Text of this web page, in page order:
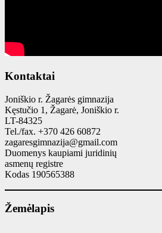
Kontaktai
Joniškio r. Žagarės gimnazija
Kęstučio 1, Žagarė, Joniškio r.
LT-84325
Tel./fax. +370 426 60872
zagaresgimnazija@gmail.com
Duomenys kaupiami juridinių
asmenų registre
Kodas 190565388
Žemėlapis